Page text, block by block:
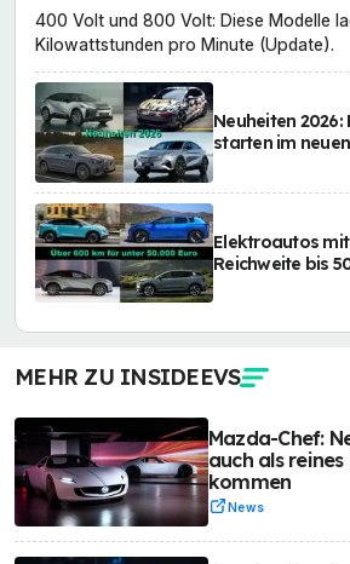
400 Volt und 800 Volt: Diese Modelle
Kilowattstunden pro Minute (Update).
Neuheiten
starten im
Elektroautos
Reichweite bis
MEHR ZU INSIDEEVS
Mazda-Chef:
auch als
kommen
News